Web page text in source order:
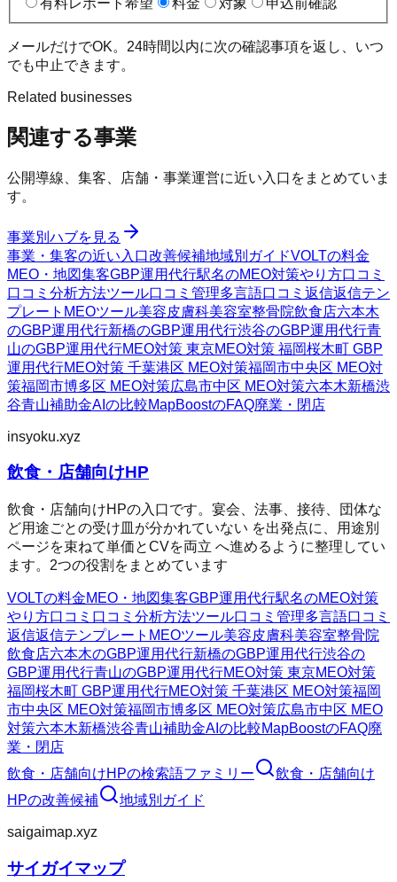
メールだけでOK。24時間以内に次の確認事項を返し、いつ
でも中止できます。
Related businesses
関連する事業
公開導線、集客、店舗・事業運営に近い入口をまとめていま
す。
事業別ハブを見る
事業・集客の近い入口改善候補地域別ガイドVOLTの料金
MEO・地図集客GBP運用代行駅名のMEO対策やり方口コミ
口コミ分析方法ツール口コミ管理多言語口コミ返信返信テン
プレート MEOツール美容皮膚科美容室整骨院飲食店六本木
のGBP運用代行新橋のGBP運用代行渋谷のGBP運用代行青
山のGBP運用代行MEO対策 東京MEO対策 福岡桜木町 GBP
運用代行MEO対策 千葉港区 MEO対策福岡市中央区 MEO対
策福岡市博多区 MEO対策広島市中区 MEO対策六本木新橋渋
谷青山補助金AIの比較MapBoostのFAQ廃業・閉店
insyoku.xyz
飲食・店舗向けHP
飲食・店舗向けHPの入口です。宴会、法事、接待、団体な
ど用途ごとの受け皿が分かれていない を出発点に、用途別
ページを束ねて単価とCVを両立 へ進めるように整理してい
ます。2つの役割をまとめています
VOLTの料金MEO・地図集客GBP運用代行駅名のMEO対策
やり方口コミ 口コミ分析方法ツール口コミ管理多言語口コミ
返信返信テンプレート MEOツール美容皮膚科美容室整骨院
飲食店六本木のGBP運用代行新橋のGBP運用代行渋谷の
GBP運用代行青山のGBP運用代行MEO対策 東京MEO対策
福岡桜木町 GBP運用代行MEO対策 千葉港区 MEO対策福岡
市中央区 MEO対策福岡市博多区 MEO対策広島市中区 MEO
対策六本木新橋渋谷青山補助金AIの比較MapBoostのFAQ廃
業・閉店
飲食・店舗向けHPの検索語ファミリー
飲食・店舗向け
HPの改善候補 地域別ガイド
saigaimap.xyz
サイガイマップ